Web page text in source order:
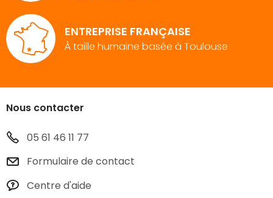
ENTREPRISE FRANÇAISE
À taille humaine basée à Toulouse
Nous contacter
05 61 46 11 77
Formulaire de contact
Centre d'aide